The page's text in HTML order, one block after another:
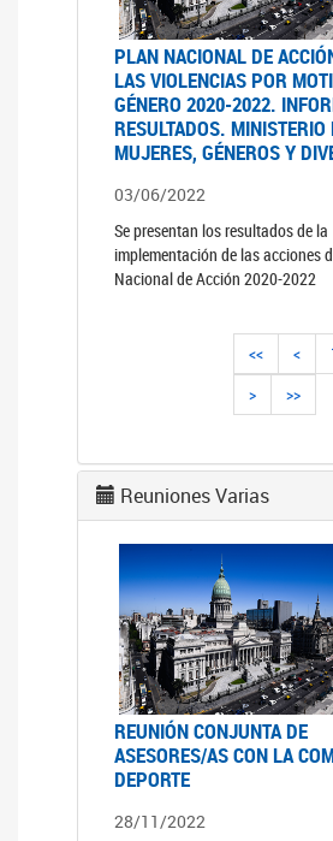
PLAN NACIONAL DE
LAS VIOLENCIAS POR
GÉNERO 2020-2022.
RESULTADOS. MINISTERIO
MUJERES, GÉNEROS Y
03/06/2022
Se presentan los resultados de la
implementación de las acciones
Nacional de Acción 2020-2022
<< <
>
>>
Reuniones Varias
REUNIÓN CONJUNTA DE
ASESORES/AS CON LA
DEPORTE
28/11/2022